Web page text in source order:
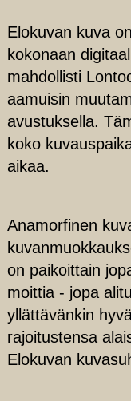
Elokuvan kuva
kokonaan
mahdollisti
aamuisin
avustuksella.
koko
aikaa.
Anamorfinen
on paikoittain
moittia - jopa
yllättävänkin
rajoitustensa
Elokuvan